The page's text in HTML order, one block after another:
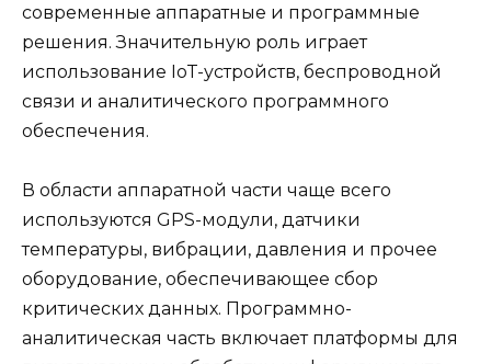
современные аппаратные и программные
решения. Значительную роль играет
использование IoT-устройств, беспроводной
связи и аналитического программного
обеспечения.
В области аппаратной части чаще всего
используются GPS-модули, датчики
температуры, вибрации, давления и прочее
оборудование, обеспечивающее сбор
критических данных. Программно-
аналитическая часть включает платформы для